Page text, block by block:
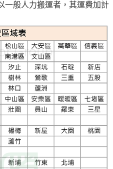
一般人力搬運者，其運費加計